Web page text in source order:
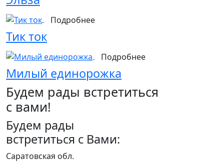
Подробнее
Тик ток
Подробнее
Милый единорожка
Будем рады встретиться
с вами!
Будем рады
встретиться с Вами:
Саратовская обл.